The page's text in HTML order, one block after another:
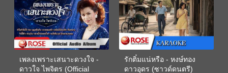
เพลงเพราะเสนาะดวงใจ -
ดาวใจ ไพจิตร (Official
รักติ๋มแน่หรือ - หงษ์ทอง
ดาวอุดร (ซาวด์ดนตรี)